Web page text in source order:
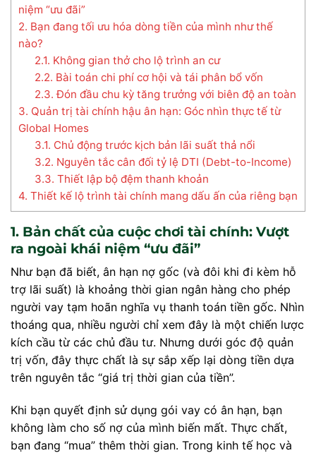
niệm “ưu đãi”
2. Bạn đang tối ưu hóa dòng tiền của mình như thế
nào?
2.1. Không gian thở cho lộ trình an cư
2.2. Bài toán chi phí cơ hội và tái phân bổ vốn
2.3. Đón đầu chu kỳ tăng trưởng với biên độ an toàn
3. Quản trị tài chính hậu ân hạn: Góc nhìn thực tế từ
Global Homes
3.1. Chủ động trước kịch bản lãi suất thả nổi
3.2. Nguyên tắc cân đối tỷ lệ DTI (Debt-to-Income)
3.3. Thiết lập bộ đệm thanh khoản
4. Thiết kế lộ trình tài chính mang dấu ấn của riêng bạn
1. Bản chất của cuộc chơi tài chính: Vượt
ra ngoài khái niệm “ưu đãi”
Như bạn đã biết, ân hạn nợ gốc (và đôi khi đi kèm hỗ
trợ lãi suất) là khoảng thời gian ngân hàng cho phép
người vay tạm hoãn nghĩa vụ thanh toán tiền gốc. Nhìn
thoáng qua, nhiều người chỉ xem đây là một chiến lược
kích cầu từ các chủ đầu tư. Nhưng dưới góc độ quản
trị vốn, đây thực chất là sự sắp xếp lại dòng tiền dựa
trên nguyên tắc “giá trị thời gian của tiền”.
Khi bạn quyết định sử dụng gói vay có ân hạn, bạn
không làm cho số nợ của mình biến mất. Thực chất,
bạn đang “mua” thêm thời gian. Trong kinh tế học và